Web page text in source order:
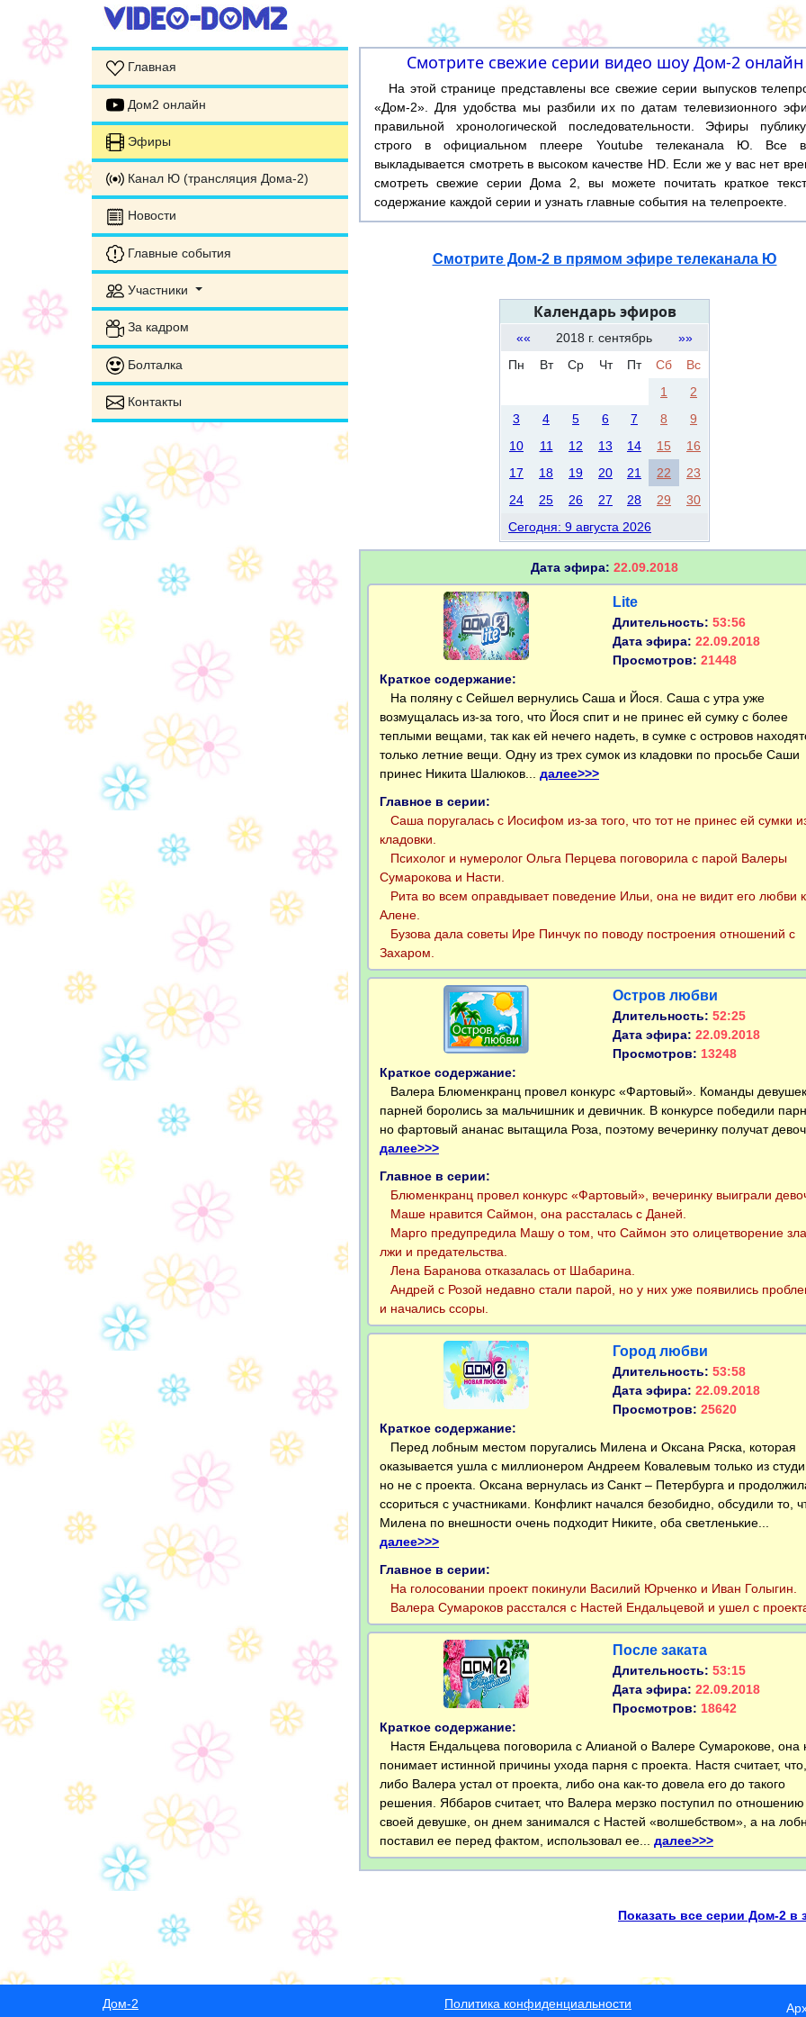
Главная
Дом2 онлайн
Эфиры
Канал Ю (трансляция Дома-2)
Новости
Главные события
Участники
За кадром
Болталка
Контакты
Смотрите свежие серии видео шоу Дом-2 онлайн
На этой странице представлены все свежие серии выпусков
«Дом-2». Для удобства мы разбили их по датам телевизионного
правильной хронологической последовательности. Эфиры
строго в официальном плеере Youtube телеканала Ю. Все
выкладывается смотреть в высоком качестве HD. Если же у вас нет
смотреть свежие серии Дома 2, вы можете почитать краткое
содержание каждой серии и узнать главные события на телепроекте.
Смотрите Дом-2 в прямом эфире телеканала Ю
Календарь эфиров
«« 2018 г. сентябрь
»»
Пн
Вт Ср Чт Пт Сб
Вс
1
2
3
4 5 6 7 8
9
10
11 12 13 14 15
16
17
18 19 20 21 22
23
24
25 26 27 28 29
30
Сегодня: 9 августа 2026
Дата эфира: 22.09.2018
Lite
Длительность: 53:56
Дата эфира: 22.09.2018
Просмотров: 21448
Краткое содержание:
На поляну с Сейшел вернулись Саша и Йося. Саша с утра уже
возмущалась из-за того, что Йося спит и не принес ей сумку с более
теплыми вещами, так как ей нечего надеть, в сумке с островов
только летние вещи. Одну из трех сумок из кладовки по просьбе Саши
принес Никита Шалюков... далее>>>
Главное в серии:
Саша поругалась с Иосифом из-за того, что тот не принес ей сумки
кладовки.
Психолог и нумеролог Ольга Перцева поговорила с парой Валеры
Сумарокова и Насти.
Рита во всем оправдывает поведение Ильи, она не видит его любви к
Алене.
Бузова дала советы Ире Пинчук по поводу построения отношений с
Захаром.
Остров любви
Длительность: 52:25
Дата эфира: 22.09.2018
Просмотров: 13248
Краткое содержание:
Валера Блюменкранц провел конкурс «Фартовый». Команды
парней боролись за мальчишник и девичник. В конкурсе победили
но фартовый ананас вытащила Роза, поэтому вечеринку получат
далее>>>
Главное в серии:
Блюменкранц провел конкурс «Фартовый», вечеринку выиграли
Маше нравится Саймон, она рассталась с Даней.
Марго предупредила Машу о том, что Саймон это олицетворение
лжи и предательства.
Лена Баранова отказалась от Шабарина.
Андрей с Розой недавно стали парой, но у них уже появились
и начались ссоры.
Город любви
Длительность: 53:58
Дата эфира: 22.09.2018
Просмотров: 25620
Краткое содержание:
Перед лобным местом поругались Милена и Оксана Ряска, которая
оказывается ушла с миллионером Андреем Ковалевым только из
но не с проекта. Оксана вернулась из Санкт – Петербурга и
ссориться с участниками. Конфликт начался безобидно, обсудили то,
Милена по внешности очень подходит Никите, оба светленькие...
далее>>>
Главное в серии:
На голосовании проект покинули Василий Юрченко и Иван Голыгин.
Валера Сумароков расстался с Настей Ендальцевой и ушел с
После заката
Длительность: 53:15
Дата эфира: 22.09.2018
Просмотров: 18642
Краткое содержание:
Настя Ендальцева поговорила с Алианой о Валере Сумарокове, она
понимает истинной причины ухода парня с проекта. Настя считает, что,
либо Валера устал от проекта, либо она как-то довела его до такого
решения. Яббаров считает, что Валера мерзко поступил по отношению
своей девушке, он днем занимался с Настей «волшебством», а на
поставил ее перед фактом, использовал ее... далее>>>
Показать все серии Дом-2 в
Дом-2 Политика конфиденциальности